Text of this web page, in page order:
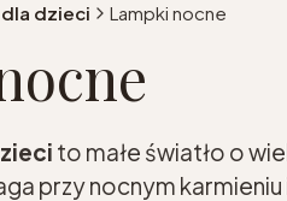
dzieci Lampki nocne
to małe światło o
przy nocnym